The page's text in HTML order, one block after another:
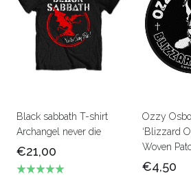
Black sabbath T-shirt
Archangel never die
€21,00
Ozzy
‘Blizzard
Woven
€4,50